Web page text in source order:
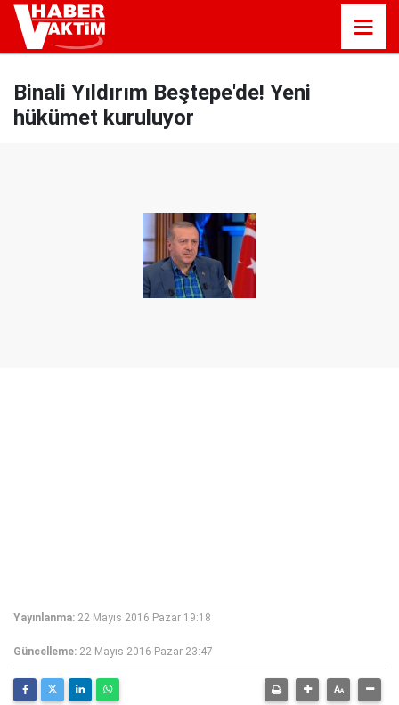
Binali Yıldırım Beştepe'de! Yeni
hükümet kuruluyor
Yayınlanma: 22 Mayıs 2016 Pazar 19:18
Güncelleme: 22 Mayıs 2016 Pazar 23:47